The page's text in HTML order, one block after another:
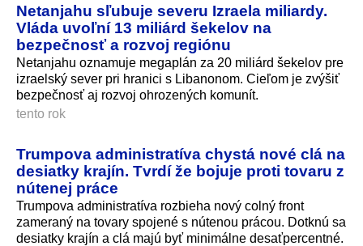
Netanjahu sľubuje severu Izraela miliardy.
Vláda uvoľní 13 miliárd šekelov na
bezpečnosť a rozvoj regiónu
Netanjahu oznamuje megaplán za 20 miliárd šekelov pre
izraelský sever pri hranici s Libanonom. Cieľom je zvýšiť
bezpečnosť aj rozvoj ohrozených komunít.
tento rok
Trumpova administratíva chystá nové clá na
desiatky krajín. Tvrdí že bojuje proti tovaru z
nútenej práce
Trumpova administratíva rozbieha nový colný front
zameraný na tovary spojené s nútenou prácou. Dotknú sa
desiatky krajín a clá majú byť minimálne desaťpercentné.